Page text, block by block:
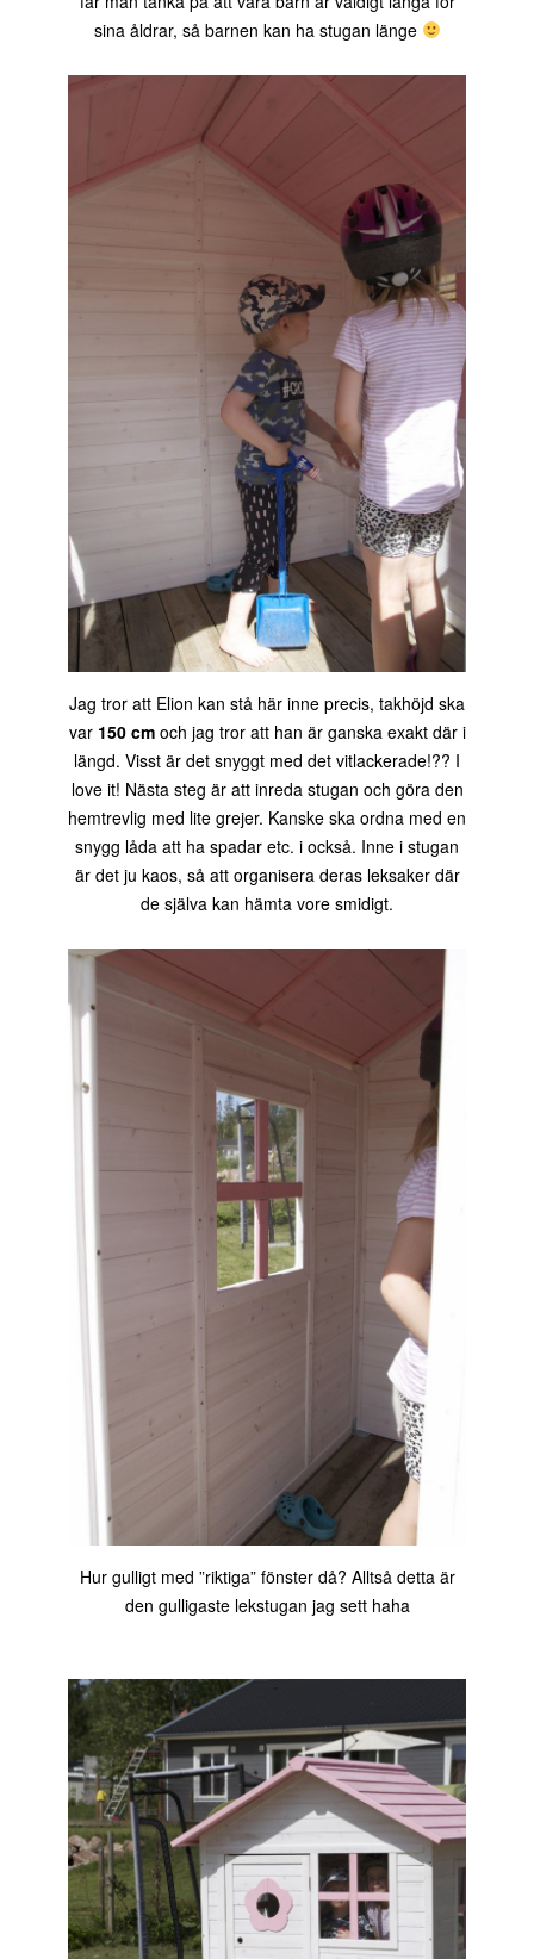
sina åldrar, så barnen kan ha stugan länge
Jag tror att Elion kan stå här inne precis, takhöjd ska
var 150 cmoch jag tror att han är ganska exakt där i
längd. Visst är det snyggt med det vitlackerade!?? I
love it! Nästa steg är att inreda stugan och göra den
hemtrevlig med lite grejer. Kanske ska ordna med en
snygg låda att ha spadar etc. i också. Inne i stugan
är det ju kaos, så att organisera deras leksaker där
de själva kan hämta vore smidigt.
Hur gulligt med ”riktiga” fönster då? Alltså detta är
den gulligaste lekstugan jag sett haha